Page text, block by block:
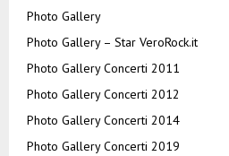
Photo Gallery
Photo Gallery – Star VeroRock.it
Photo Gallery Concerti 2011
Photo Gallery Concerti 2012
Photo Gallery Concerti 2014
Photo Gallery Concerti 2019